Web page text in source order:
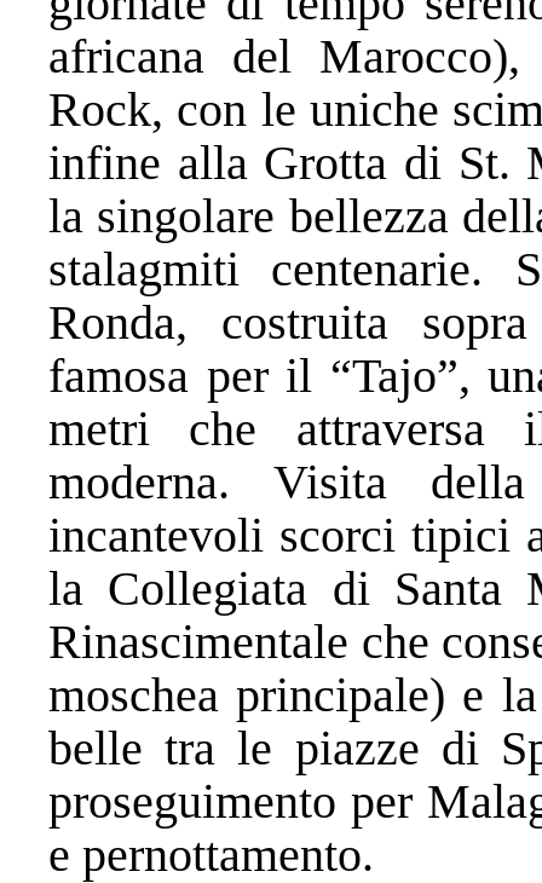
africana del
Rock, con le uniche
infine alla Grotta di St.
la singolare bellezza
stalagmiti centenarie.
Ronda, costruita
famosa per il “Tajo”,
metri che
moderna. Visita
incantevoli scorci tipici
la Collegiata di Santa
Rinascimentale che
moschea principale) e
belle tra le piazze di
proseguimento per
e pernottamento.